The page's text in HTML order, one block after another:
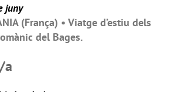
juny
(França) • Viatge d’estiu dels
del Bages.
a